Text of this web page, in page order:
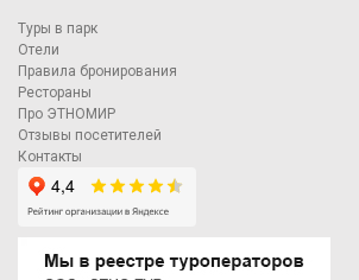
Туры в парк
Отели
Правила бронирования
Рестораны
Про ЭТНОМИР
Отзывы посетителей
Контакты